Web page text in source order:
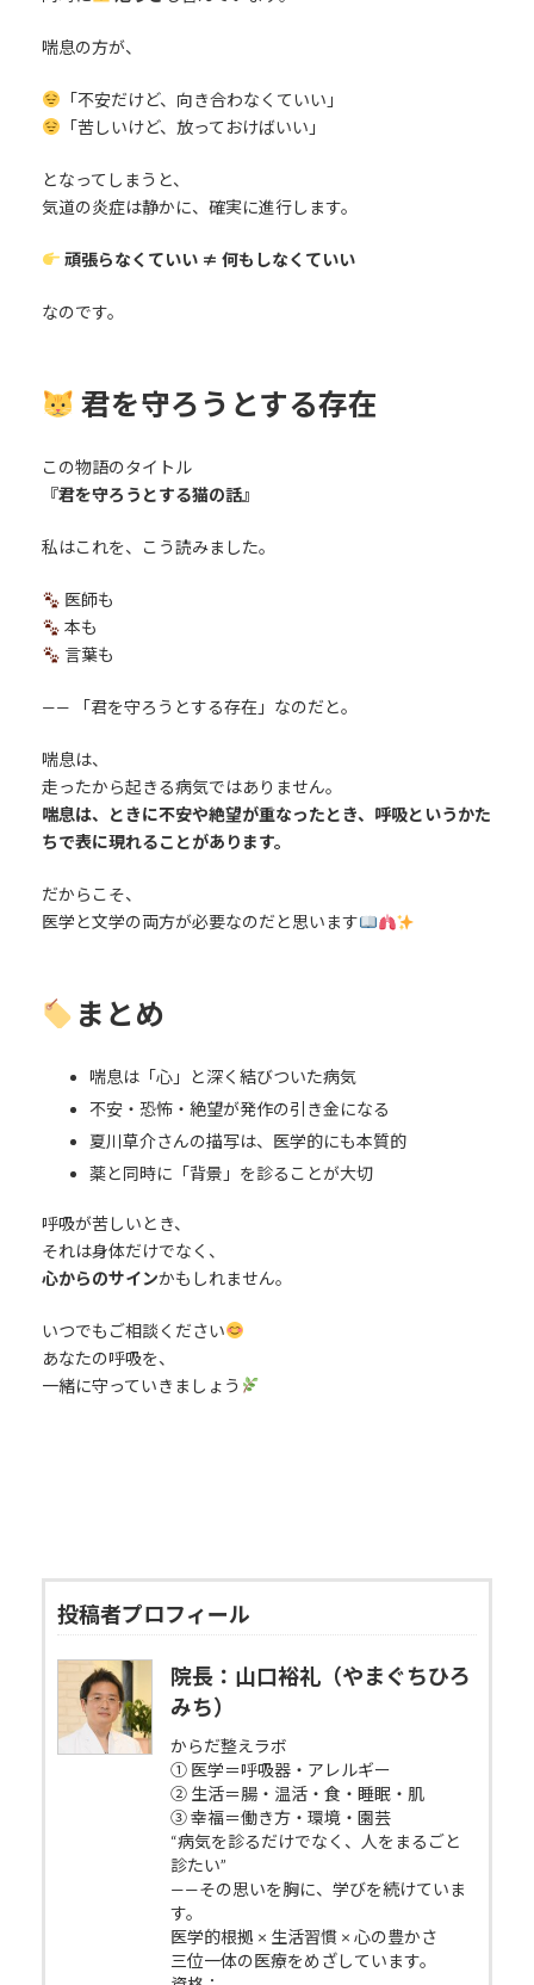
喘息の方が、
「不安だけど、向き合わなくていい」
「苦しいけど、放っておけばいい」
となってしまうと、
気道の炎症は静かに、確実に進行します。
頑張らなくていい ≠ 何もしなくていい
なのです。
君を守ろうとする存在
この物語のタイトル
『君を守ろうとする猫の話』
私はこれを、こう読みました。
医師も
本も
言葉も
—— 「君を守ろうとする存在」なのだと。
喘息は、
走ったから起きる病気ではありません。
喘息は、ときに不安や絶望が重なったとき、呼吸というかた
ちで表に現れることがあります。
だからこそ、
医学と文学の両方が必要なのだと思います
まとめ
喘息は「心」と深く結びついた病気
不安・恐怖・絶望が発作の引き金になる
夏川草介さんの描写は、医学的にも本質的
薬と同時に「背景」を診ることが大切
呼吸が苦しいとき、
それは身体だけでなく、
心からのサインかもしれません。
いつでもご相談ください
あなたの呼吸を、
一緒に守っていきましょう
投稿者プロフィール
院長：山口裕礼（やまぐちひろ
みち）
からだ整えラボ
① 医学＝呼吸器・アレルギー
② 生活＝腸・温活・食・睡眠・肌
③ 幸福＝働き方・環境・園芸
“病気を診るだけでなく、人をまるごと
診たい”
——その思いを胸に、学びを続けていま
す。
医学的根拠 × 生活習慣 × 心の豊かさ
三位一体の医療をめざしています。